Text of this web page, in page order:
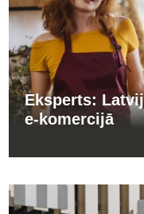
Eksperts:
e-komercijā